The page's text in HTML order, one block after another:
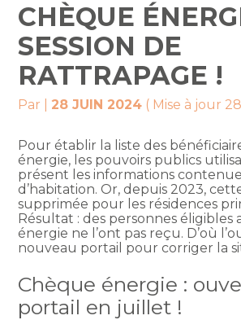
CHÈQUE
SESSION DE
RATTRAPAGE !
Par 28 JUIN 2024 ( Mise à jour
Pour établir la liste des
énergie, les pouvoirs publics
présent les informations
d’habitation. Or, depuis 2023,
supprimée pour les résidences
Résultat : des personnes éligibles
énergie ne l’ont pas reçu. D’où
nouveau portail pour corriger la
Chèque énergie :
portail en juillet !